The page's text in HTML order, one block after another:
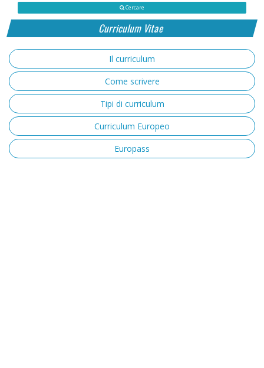
Cercare
Curriculum Vitae
Il curriculum
Come scrivere
Tipi di curriculum
Curriculum Europeo
Europass